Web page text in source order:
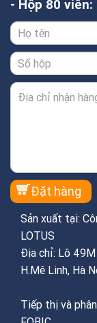
- Hộp 80
Sản xuất tại:
LOTUS
Địa chỉ: Lô 49M
H.Mê Linh, Hà
Tiếp thị và